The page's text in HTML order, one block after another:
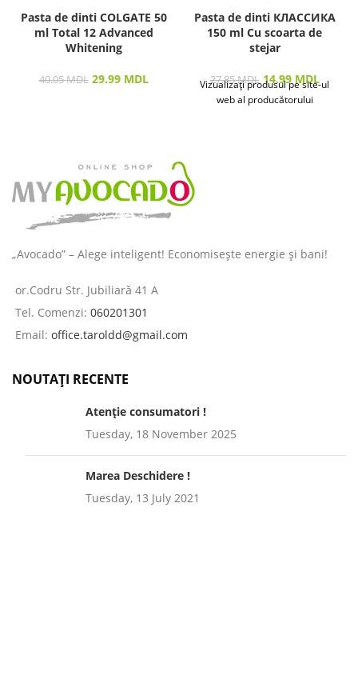
Pasta de dinti COLGATE 50
ml Total 12 Advanced
Whitening
40.05MDL 29.99 MDL
Pasta de dinti КЛАССИКА
150 ml Cu scoarta de
stejar
27.85MDL 14.99 MDL
Vizualizați produsul pe site-ul
web al producătorului
„Avocado” – Alege inteligent! Economisește energie și bani!
or.Codru Str. Jubiliară 41 A
Tel. Comenzi: 060201301
Email: office.taroldd@gmail.com
NOUTAȚI RECENTE
Atenție consumatori !
Tuesday, 18 November 2025
Marea Deschidere !
Tuesday, 13 July 2021